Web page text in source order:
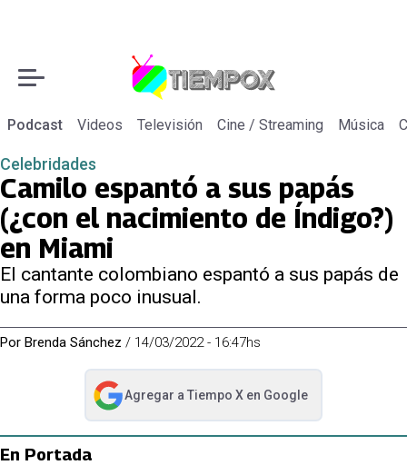
Podcast Videos Televisión Cine / Streaming Música
Celebridades
Camilo espantó a sus papás
(¿con el nacimiento de Índigo?)
en Miami
El cantante colombiano espantó a sus papás de
una forma poco inusual.
Por Brenda Sánchez / 14/03/2022 - 16:47hs
Agregar a Tiempo Xen Google
abre en nueva pestaña
En Portada